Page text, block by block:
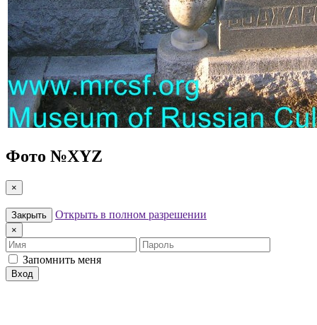
Фото №XYZ
×
Закрыть Открыть в полном разрешении
×
Имя
Пароль
Запомнить меня
Вход